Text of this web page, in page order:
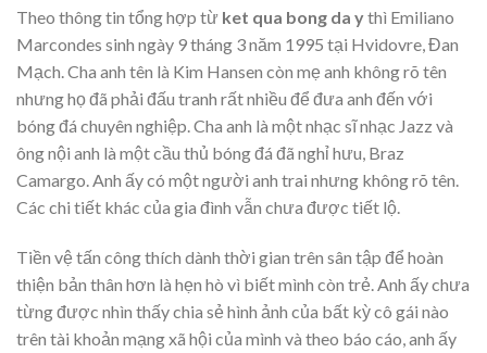
Theo thông tin tổng hợp từ ket qua bong da ythì Emiliano
Marcondes sinh ngày 9 tháng 3 năm 1995 tại Hvidovre, Đan
Mạch. Cha anh tên là Kim Hansen còn mẹ anh không rõ tên
nhưng họ đã phải đấu tranh rất nhiều để đưa anh đến với
bóng đá chuyên nghiệp. Cha anh là một nhạc sĩ nhạc Jazz và
ông nội anh là một cầu thủ bóng đá đã nghỉ hưu, Braz
Camargo. Anh ấy có một người anh trai nhưng không rõ tên.
Các chi tiết khác của gia đình vẫn chưa được tiết lộ.
Tiền vệ tấn công thích dành thời gian trên sân tập để hoàn
thiện bản thân hơn là hẹn hò vì biết mình còn trẻ. Anh ấy chưa
từng được nhìn thấy chia sẻ hình ảnh của bất kỳ cô gái nào
trên tài khoản mạng xã hội của mình và theo báo cáo, anh ấy